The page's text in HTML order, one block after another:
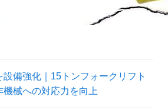
備強化｜15トンフォークリフト
械への対応力を向上